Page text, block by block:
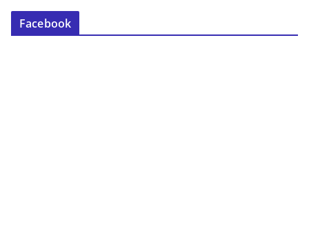
Facebook